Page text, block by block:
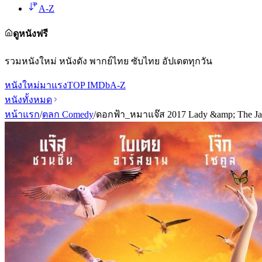
A-Z
ดูหนังฟรี
รวมหนังใหม่ หนังดัง พากย์ไทย ซับไทย อัปเดตทุกวัน
หนังใหม่มาแรงTOP IMDbA-Z
หนังทั้งหมด
หน้าแรก/ตลก Comedy/ดอกฟ้า_หมาแจ๊ส 2017 Lady &amp; The